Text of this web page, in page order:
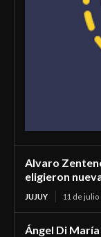
Alvaro
eligieron
JUJUY 11 de julio
Ángel Di